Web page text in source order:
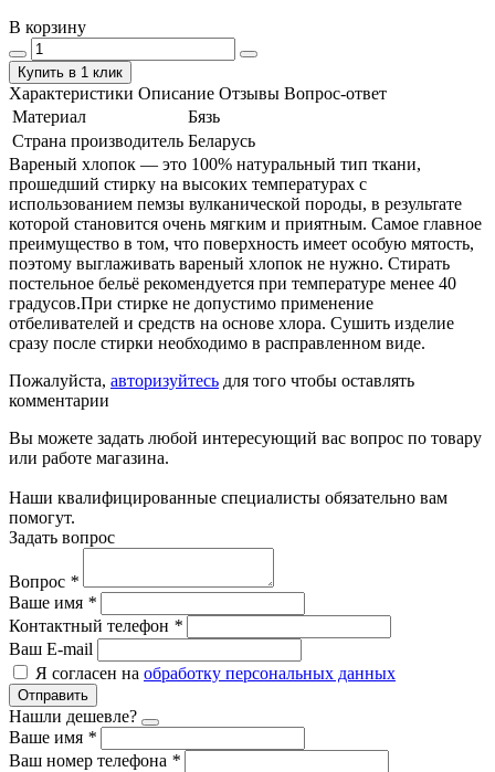
В корзину
Купить в 1 клик
Характеристики Описание Отзывы Вопрос-ответ
Материал
Бязь
Страна производитель Беларусь
Вареный хлопок — это 100% натуральный тип ткани,
прошедший стирку на высоких температурах с
использованием пемзы вулканической породы, в результате
которой становится очень мягким и приятным. Самое главное
преимущество в том, что поверхность имеет особую мятость,
поэтому выглаживать вареный хлопок не нужно. Стирать
постельное бельё рекомендуется при температуре менее 40
градусов.При стирке не допустимо применение
отбеливателей и средств на основе хлора. Сушить изделие
сразу после стирки необходимо в расправленном виде.
Пожалуйста, авторизуйтесь для того чтобы оставлять
комментарии
Вы можете задать любой интересующий вас вопрос по товару
или работе магазина.
Наши квалифицированные специалисты обязательно вам
помогут.
Задать вопрос
Вопрос *
Ваше имя *
Контактный телефон *
Ваш E-mail
Я согласен на обработку персональных данных
Отправить
Нашли дешевле?
Ваше имя *
Ваш номер телефона *